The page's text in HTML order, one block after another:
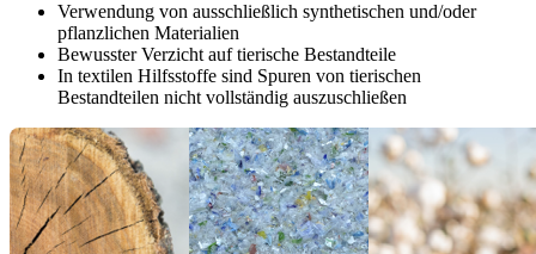
Verwendung von ausschließlich synthetischen und/oder
pflanzlichen Materialien
Bewusster Verzicht auf tierische Bestandteile
In textilen Hilfsstoffe sind Spuren von tierischen
Bestandteilen nicht vollständig auszuschließen